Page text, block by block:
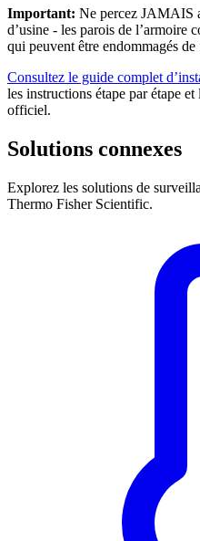
Important: Ne percez JAMAIS
d’usine - les parois de l’armoire
qui peuvent être endommagés de
Consultez le guide complet
les instructions étape par étape
officiel.
Solutions connexes
Explorez les solutions de
Thermo Fisher Scientific.